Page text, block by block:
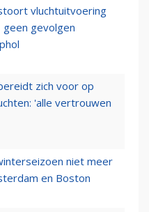
vluchtuitvoering
geen gevolgen
zich voor op
'alle vertrouwen
niet meer
en Boston